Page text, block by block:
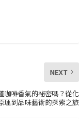
NEXT
咖啡香氣的祕密嗎？從化
理到品味藝術的探索之旅